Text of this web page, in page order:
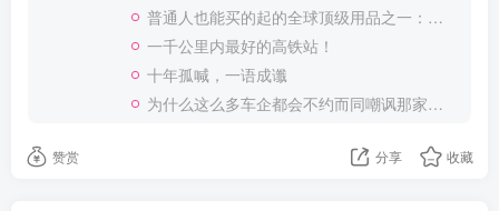
普通人也能买的起的全球顶级用品之一：WD-40润滑除锈剂！
一千公里内最好的高铁站！
十年孤喊，一语成谶
为什么这么多车企都会不约而同嘲讽那家说不得的车企？
赞赏 分享 收藏